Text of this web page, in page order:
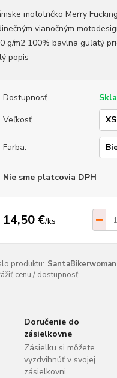
mototričko Merry
vianočným
g/m2 100% bavlna guľatý
popis
Dostupnosť
Veľkosť
Farba:
Nie sme platcovia DPH
14,50 €/ks
produktu: SantaBikerwoman
cenu / dostupnosť
Doručenie do
zásielkovne
Zásielku si môžete
vyzdvihnúť v svojej
zásielkovni